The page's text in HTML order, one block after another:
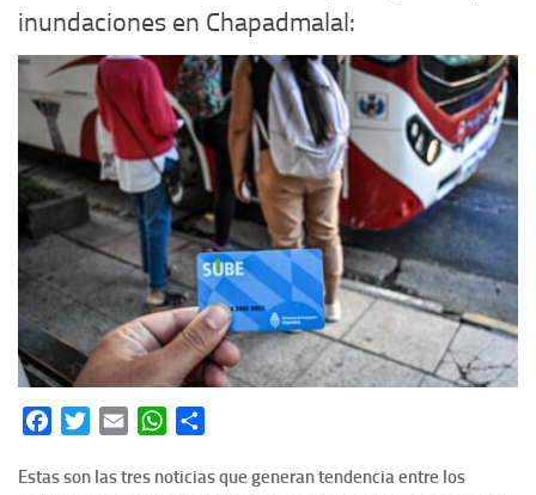
inundaciones en Chapadmalal:
FacebookTwitterEmail WhatsApp
Estas son las tres noticias que generan tendencia entre los